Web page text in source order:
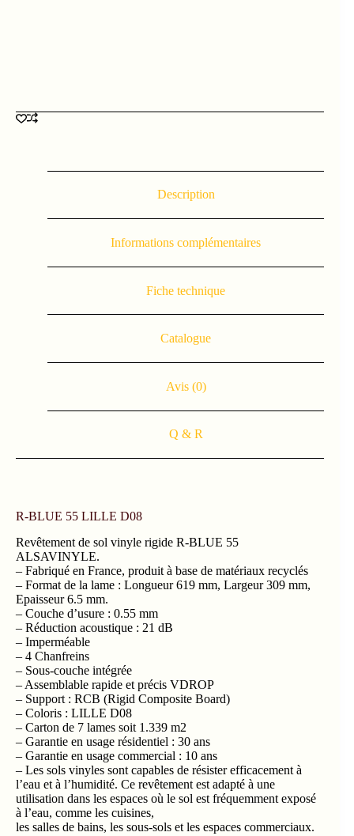
Description
Informations complémentaires
Fiche technique
Catalogue
Avis (0)
Q & R
R-BLUE 55 LILLE D08
Revêtement de sol vinyle rigide R-BLUE 55
ALSAVINYLE.
– Fabriqué en France, produit à base de matériaux recyclés
– Format de la lame : Longueur 619 mm, Largeur 309 mm,
Epaisseur 6.5 mm.
– Couche d’usure : 0.55 mm
– Réduction acoustique : 21 dB
– Imperméable
– 4 Chanfreins
– Sous-couche intégrée
– Assemblable rapide et précis VDROP
– Support : RCB (Rigid Composite Board)
– Coloris : LILLE D08
– Carton de 7 lames soit 1.339 m2
– Garantie en usage résidentiel : 30 ans
– Garantie en usage commercial : 10 ans
– Les sols vinyles sont capables de résister efficacement à
l’eau et à l’humidité. Ce revêtement est adapté à une
utilisation dans les espaces où le sol est fréquemment exposé
à l’eau, comme les cuisines,
les salles de bains, les sous-sols et les espaces commerciaux.